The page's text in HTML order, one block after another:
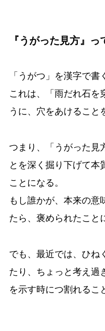
『うがった見方』っ
「うがつ」を漢字で書
これは、「雨だれ石を
うに、穴をあけること
つまり、「うがった見
とを深く掘り下げて本
ことになる。
もし誰かが、本来の意
たら、褒められたこと
でも、最近では、ひね
たり、ちょっと考え過
を示す時につ割れるこ